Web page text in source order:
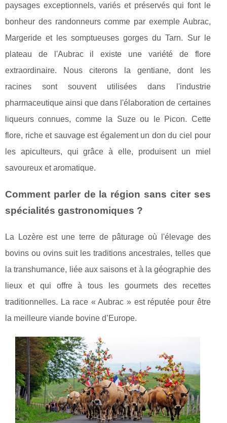
paysages exceptionnels, variés et préservés qui font le
bonheur des randonneurs comme par exemple Aubrac,
Margeride et les somptueuses gorges du Tarn. Sur le
plateau de l'Aubrac il existe une variété de flore
extraordinaire. Nous citerons la gentiane, dont les
racines sont souvent utilisées dans l'industrie
pharmaceutique ainsi que dans l'élaboration de certaines
liqueurs connues, comme la Suze ou le Picon. Cette
flore, riche et sauvage est également un don du ciel pour
les apiculteurs, qui grâce à elle, produisent un miel
savoureux et aromatique.
Comment parler de la région sans citer ses
spécialités gastronomiques ?
La Lozère est une terre de pâturage où l'élevage des
bovins ou ovins suit les traditions ancestrales, telles que
la transhumance, liée aux saisons et à la géographie des
lieux et qui offre à tous les gourmets des recettes
traditionnelles. La race « Aubrac » est réputée pour être
la meilleure viande bovine d’Europe.